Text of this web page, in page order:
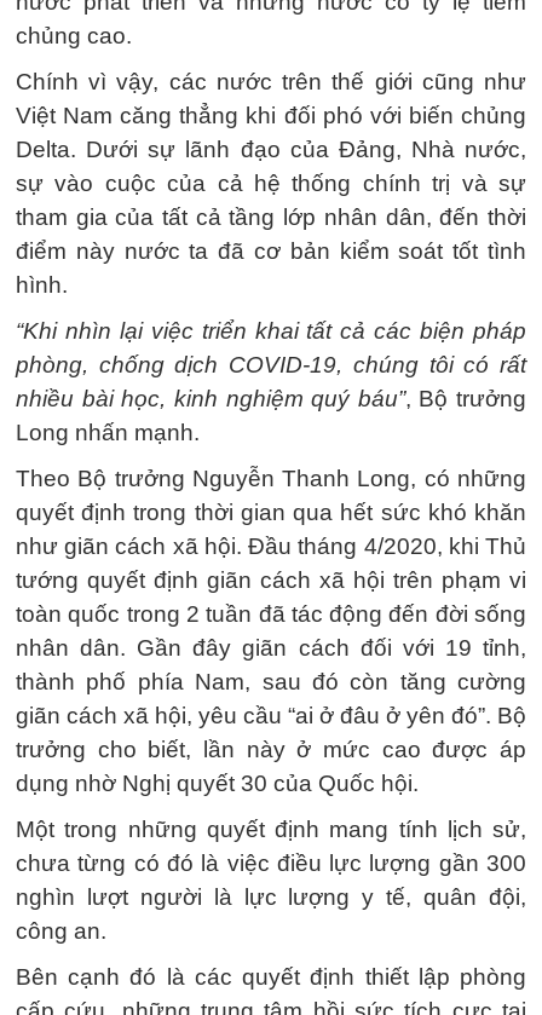
chủng cao.
Chính vì vậy, các nước trên thế giới cũng như
Việt Nam căng thẳng khi đối phó với biến chủng
Delta. Dưới sự lãnh đạo của Đảng, Nhà nước,
sự vào cuộc của cả hệ thống chính trị và sự
tham gia của tất cả tầng lớp nhân dân, đến thời
điểm này nước ta đã cơ bản kiểm soát tốt tình
hình.
“Khi nhìn lại việc triển khai tất cả các biện pháp
phòng, chống dịch COVID-19, chúng tôi có rất
nhiều bài học, kinh nghiệm quý báu”, Bộ trưởng
Long nhấn mạnh.
Theo Bộ trưởng Nguyễn Thanh Long, có những
quyết định trong thời gian qua hết sức khó khăn
như giãn cách xã hội. Đầu tháng 4/2020, khi Thủ
tướng quyết định giãn cách xã hội trên phạm vi
toàn quốc trong 2 tuần đã tác động đến đời sống
nhân dân. Gần đây giãn cách đối với 19 tỉnh,
thành phố phía Nam, sau đó còn tăng cường
giãn cách xã hội, yêu cầu “ai ở đâu ở yên đó”. Bộ
trưởng cho biết, lần này ở mức cao được áp
dụng nhờ Nghị quyết 30 của Quốc hội.
Một trong những quyết định mang tính lịch sử,
chưa từng có đó là việc điều lực lượng gần 300
nghìn lượt người là lực lượng y tế, quân đội,
công an.
Bên cạnh đó là các quyết định thiết lập phòng